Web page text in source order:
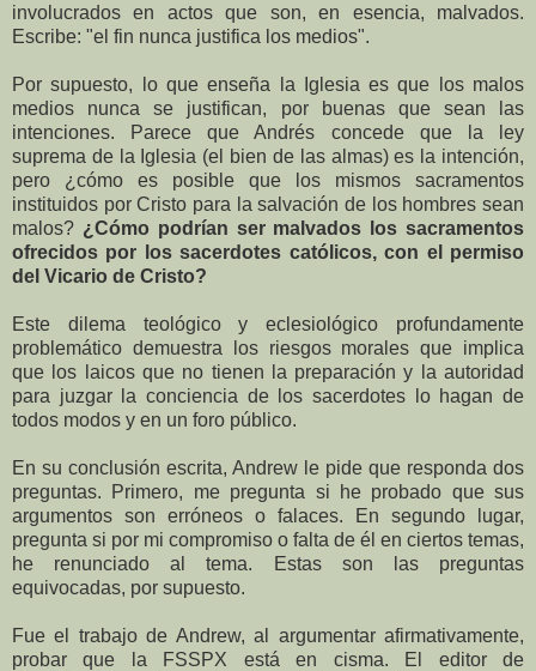
involucrados en actos que son, en esencia, malvados.
Escribe: "el fin nunca justifica los medios".
Por supuesto, lo que enseña la Iglesia es que los malos
medios nunca se justifican, por buenas que sean las
intenciones. Parece que Andrés concede que la ley
suprema de la Iglesia (el bien de las almas) es la intención,
pero ¿cómo es posible que los mismos sacramentos
instituidos por Cristo para la salvación de los hombres sean
malos? ¿Cómo podrían ser malvados los sacramentos
ofrecidos por los sacerdotes católicos, con el permiso
del Vicario de Cristo?
Este dilema teológico y eclesiológico profundamente
problemático demuestra los riesgos morales que implica
que los laicos que no tienen la preparación y la autoridad
para juzgar la conciencia de los sacerdotes lo hagan de
todos modos y en un foro público.
En su conclusión escrita, Andrew le pide que responda dos
preguntas. Primero, me pregunta si he probado que sus
argumentos son erróneos o falaces. En segundo lugar,
pregunta si por mi compromiso o falta de él en ciertos temas,
he renunciado al tema. Estas son las preguntas
equivocadas, por supuesto.
Fue el trabajo de Andrew, al argumentar afirmativamente,
probar que la FSSPX está en cisma. El editor de